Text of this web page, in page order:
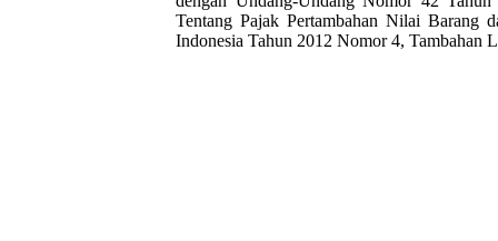
Tentang Pajak Pertambahan Nilai Barang
Indonesia Tahun 2012 Nomor 4, Tambahan